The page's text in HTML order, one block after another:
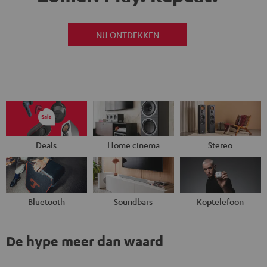
NU ONTDEKKEN
Deals Home cinema Stereo
Bluetooth Soundbars Koptelefoon
De hype meer dan waard